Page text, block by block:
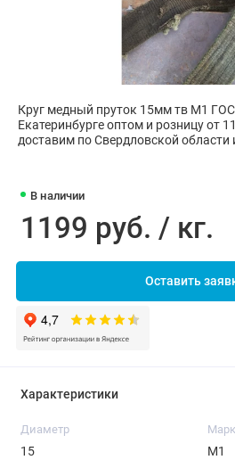
В наличии
1199 руб. / кг.
Оставить
Круг медный пруток 15мм тв М1
Екатеринбурге оптом и розницу от
доставим по Свердловской области
Характеристики
Диаметр
15 М1